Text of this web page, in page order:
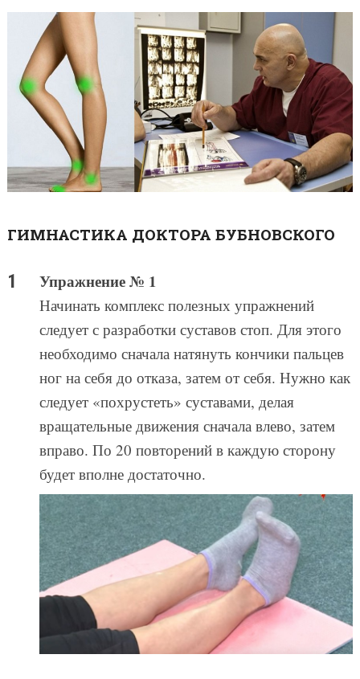
ГИМНАСТИКА ДОКТОРА БУБНОВСКОГО
Упражнение № 1
Начинать комплекс полезных упражнений
следует с разработки суставов стоп. Для этого
необходимо сначала натянуть кончики пальцев
ног на себя до отказа, затем от себя. Нужно как
следует «похрустеть» суставами, делая
вращательные движения сначала влево, затем
вправо. По 20 повторений в каждую сторону
будет вполне достаточно.